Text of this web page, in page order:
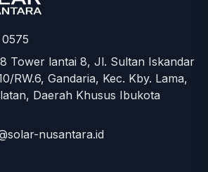
Tower lantai 8, Jl. Sultan Iskandar
RW.6, Gandaria, Kec. Kby. Lama,
Daerah Khusus Ibukota
nusantara.id